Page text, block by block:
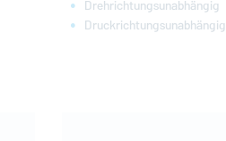
Drehrichtungsunabhängig
Druckrichtungsunabhängig